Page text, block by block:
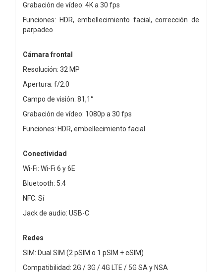
Grabación de vídeo: 4K a 30 fps
Funciones: HDR, embellecimiento facial, corrección de
parpadeo
Cámara frontal
Resolución: 32 MP
Apertura: f/2.0
Campo de visión: 81,1°
Grabación de vídeo: 1080p a 30 fps
Funciones: HDR, embellecimiento facial
Conectividad
Wi-Fi: Wi-Fi 6 y 6E
Bluetooth: 5.4
NFC: Sí
Jack de audio: USB-C
Redes
SIM: Dual SIM (2 pSIM o 1 pSIM + eSIM)
Compatibilidad: 2G / 3G / 4G LTE / 5G SA y NSA